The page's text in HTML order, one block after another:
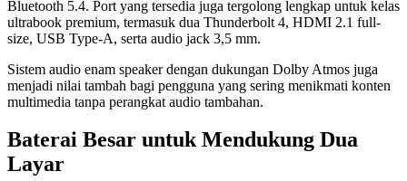
Bluetooth 5.4. Port yang tersedia juga tergolong lengkap untuk kelas
ultrabook premium, termasuk dua Thunderbolt 4, HDMI 2.1 full-
size, USB Type-A, serta audio jack 3,5 mm.
Sistem audio enam speaker dengan dukungan Dolby Atmos juga
menjadi nilai tambah bagi pengguna yang sering menikmati konten
multimedia tanpa perangkat audio tambahan.
Baterai Besar untuk Mendukung Dua
Layar